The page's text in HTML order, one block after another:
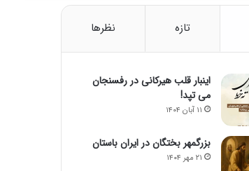
تازه نظرها
اینبار قلب هیرکانی در رفسنجان
می تپد!
۱۱ آبان ۱۴۰۴
بزرگمهر بختگان در ایران باستان
۲۱ مهر ۱۴۰۴